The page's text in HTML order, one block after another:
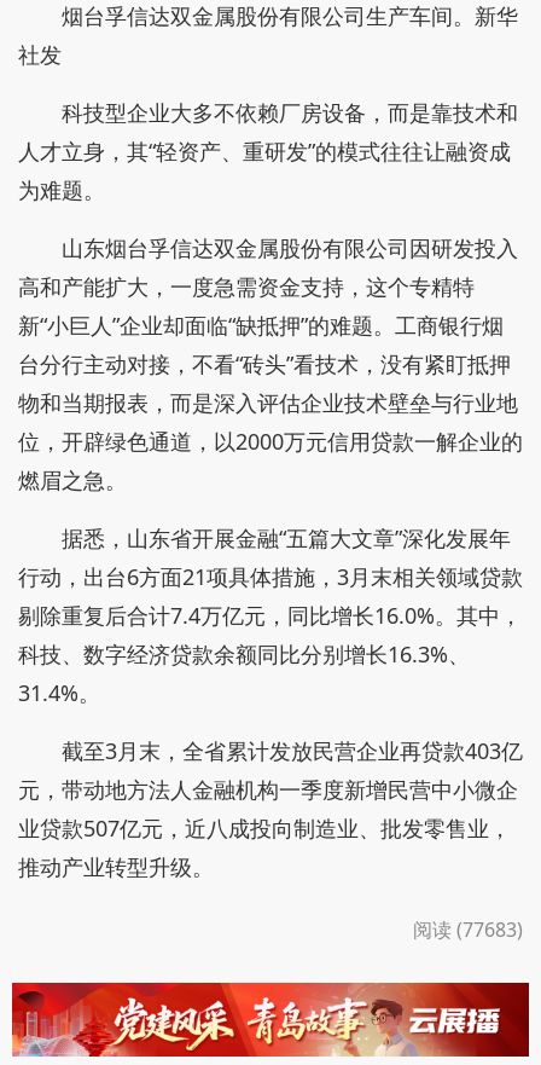
烟台孚信达双金属股份有限公司生产车间。新华
社发
科技型企业大多不依赖厂房设备，而是靠技术和
人才立身，其“轻资产、重研发”的模式往往让融资成
为难题。
山东烟台孚信达双金属股份有限公司因研发投入
高和产能扩大，一度急需资金支持，这个专精特
新“小巨人”企业却面临“缺抵押”的难题。工商银行烟
台分行主动对接，不看“砖头”看技术，没有紧盯抵押
物和当期报表，而是深入评估企业技术壁垒与行业地
位，开辟绿色通道，以2000万元信用贷款一解企业的
燃眉之急。
据悉，山东省开展金融“五篇大文章”深化发展年
行动，出台6方面21项具体措施，3月末相关领域贷款
剔除重复后合计7.4万亿元，同比增长16.0%。其中，
科技、数字经济贷款余额同比分别增长16.3%、
31.4%。
截至3月末，全省累计发放民营企业再贷款403亿
元，带动地方法人金融机构一季度新增民营中小微企
业贷款507亿元，近八成投向制造业、批发零售业，
推动产业转型升级。
阅读 (77683)